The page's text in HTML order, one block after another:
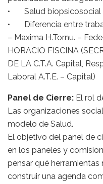
• Salud biopsicosocial
• Diferencia entre
– Maxima H.Tornu. –
HORACIO FISCINA
DE LA C.T.A. Capital,
Laboral A.T.E. – Capital)
Panel de Cierre: El rol
Las organizaciones
modelo de Salud.
El objetivo del panel de
en los paneles y
pensar qué
construir una agenda